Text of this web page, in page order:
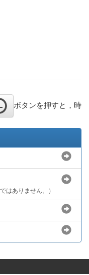
ボタンを押すと，時
はありません。）